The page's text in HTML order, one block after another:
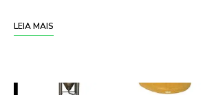
LEIA MAIS